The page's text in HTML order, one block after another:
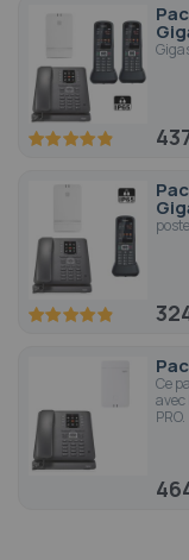
97.2 100
97.2 100
Ce
avec
PRO.